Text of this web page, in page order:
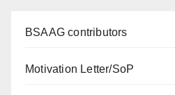
BSAAG contributors
Motivation Letter/SoP